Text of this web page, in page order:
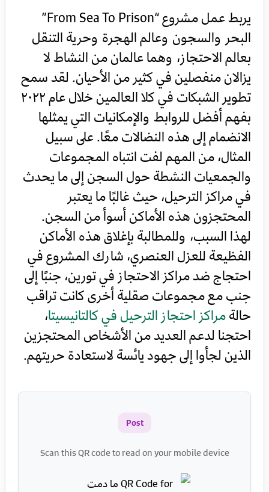
يربط عمل مشروع “From Sea To Prison”
البحر والسجون وعالم الهجرة وحرية التنقل
بعالم الاحتجاز، وهما عالمان من النشاط لا
يزالان منفصلين في كثير من الأحيان. لقد سمح
تطوير الشبكات في كلا العالمين خلال عام ٢٠٢٢
بفهم أفضل للروابط والإمكانيات التي يمثلها
الانضمام إلى هذه النضالات معًا. على سبيل
المثال، من المهم لفت انتباه المجموعات
والجمعيات النشطة حول السجن إلى ما يحدث
في مراكز الترحيل، حيث غالبًا ما يعتبر
المحتجزون هذه الأماكن أسوأ من السجن.
لهذا السبب، وللمطالبة بإغلاق هذه الأماكن
الفظيعة للعزل العنصري، شارك المشروع في
احتجاج ضد مراكز الاحتجاز في تورين، جنبًا إلى
جنب مع مجموعات صقلية أخرى كانت تراقب
حالةمراكز احتجاز الترحيل في كالتانيسيتا،
احتجنا لدعم العديد من الأشخاص المحتجزين
الذين لجأوا إلى جهود يائسة لاستعادة حريتهم.
Post
Scan this QR code to read on your mobile device